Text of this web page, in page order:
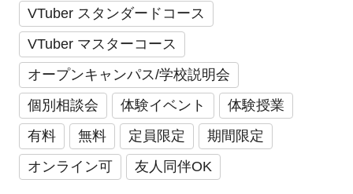
VTuber スタンダードコース
VTuber マスターコース
オープンキャンパス/学校説明会
個別相談会
体験イベント
体験授業
有料
無料 定員限定
期間限定
オンライン可
友人同伴OK